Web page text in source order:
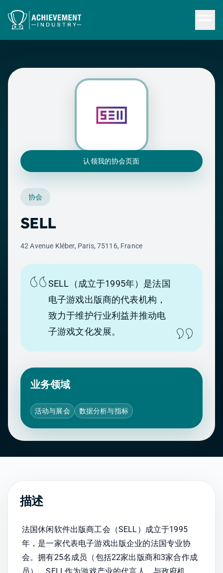
认领我的协会页面
协会
SELL
42 Avenue Kléber, Paris, 75116, France
SELL（成立于1995年）是法国
电子游戏出版商的代表机构，
致力于维护行业利益并推动电
子游戏文化发展。
业务领域
活动与展会 数据分析与指标
描述
法国休闲软件出版商工会（SELL）成立于1995
年，是一家代表电子游戏出版企业的法国专业协
会。拥有25名成员（包括22家出版商和3家合作成